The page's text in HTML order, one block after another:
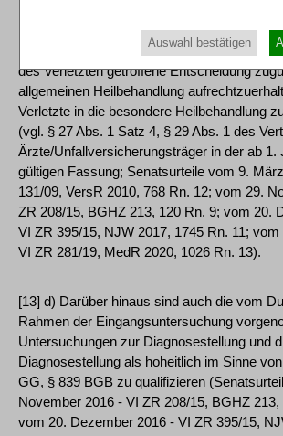
Nachschau, sofern sich der
Prüfung der Frage beschränkt, ob die bei
des Verletzten getroffene Entscheidung
allgemeinen Heilbehandlung
Verletzte in die besondere Heilbehandlung
(vgl. § 27 Abs. 1 Satz 4, § 29 Abs. 1 des
Ärzte/Unfallversicherungsträger in der ab 1.
gültigen Fassung; Senatsurteile vom 9.
131/09, VersR 2010, 768 Rn. 12; vom 29.
ZR 208/15, BGHZ 213, 120 Rn. 9; vom 20.
VI ZR 395/15, NJW 2017, 1745 Rn. 11;
VI ZR 281/19, MedR 2020, 1026 Rn. 13).
[13] d) Darüber hinaus sind auch die vom
Rahmen der Eingangsuntersuchung
Untersuchungen zur Diagnosestellung und
Diagnosestellung als hoheitlich im Sinne
GG, § 839 BGB zu qualifizieren
November 2016 - VI ZR 208/15, BGHZ 213,
vom 20. Dezember 2016 - VI ZR 395/15,
Auswahl bestätigen